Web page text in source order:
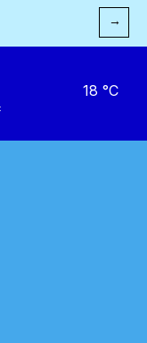
→
18 °C